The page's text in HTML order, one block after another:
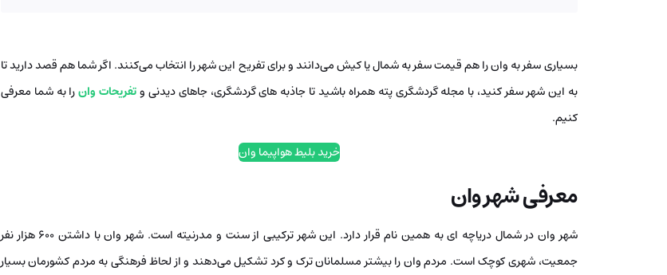
بسیاری سفر به وان را هم قیمت سفر به شمال یا کیش می‌دانند و برای تفریح این شهر را انتخاب می‌کنند. اگر شما هم قصد دارید تا
به این شهر سفر کنید، با مجله گردشگری پته همراه باشید تا جاذبه های گردشگری، جاهای دیدنی وتفریحات وانرا به شما معرفی
کنیم.
خرید بلیط هواپیما وان
معرفی شهر وان
شهر وان در شمال دریاچه ای به همین نام قرار دارد. این شهر ترکیبی از سنت و مدرنیته است. شهر وان با داشتن ۶۰۰ هزار نفر
جمعیت، شهری کوچک است. مردم وان را بیشتر مسلمانان ترک و کرد تشکیل می‌دهند و از لحاظ فرهنگی به مردم کشورمان بسیار